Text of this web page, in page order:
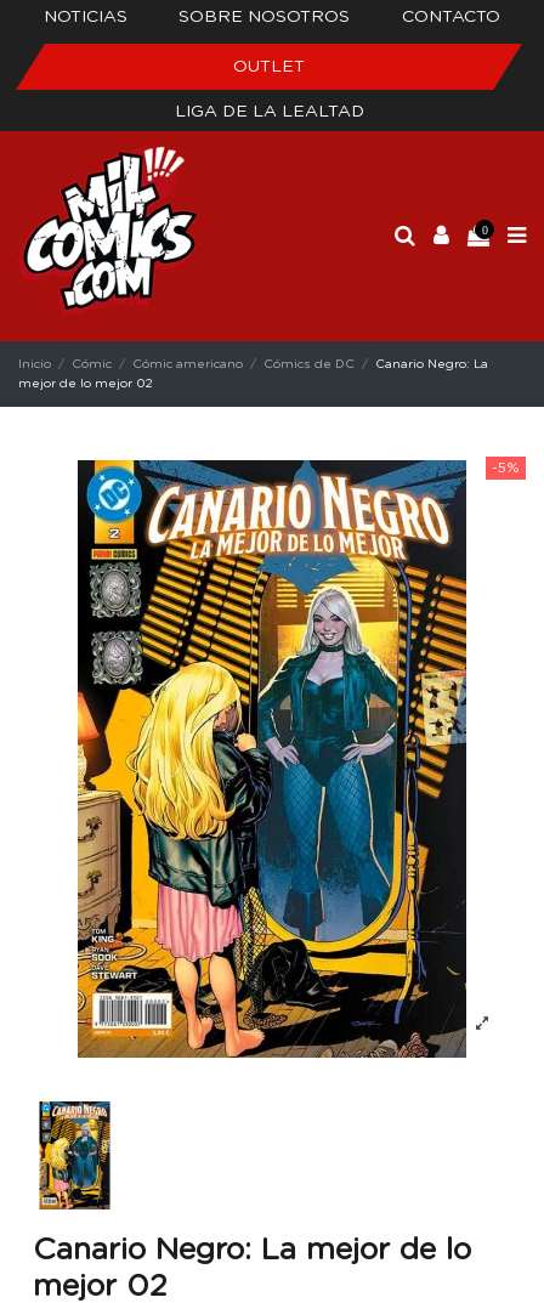
NOTICIAS SOBRE NOSOTROS CONTACTO
OUTLET
LIGA DE LA LEALTAD
0
Inicio Cómic Cómic americano Cómics de DC
Canario Negro: La
mejor de lo mejor 02
-5%
Canario Negro: La mejor de lo
mejor 02